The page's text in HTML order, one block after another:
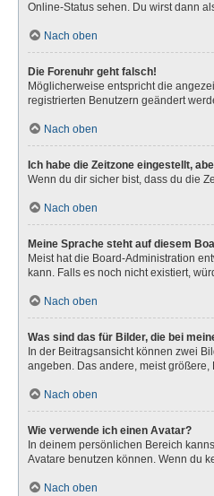
Online-Status sehen. Du wirst dann
Nach oben
Die Forenuhr geht falsch!
Möglicherweise entspricht die
registrierten Benutzern geändert
Nach oben
Ich habe die Zeitzone eingestellt,
Wenn du dir sicher bist, dass du die
Nach oben
Meine Sprache steht auf diesem
Meist hat die Board-Administration
kann. Falls es noch nicht existiert,
Nach oben
Was sind das für Bilder, die bei
In der Beitragsansicht können zwei
angeben. Das andere, meist
Nach oben
Wie verwende ich einen Avatar?
In deinem persönlichen Bereich
Avatare benutzen können. Wenn du
Nach oben